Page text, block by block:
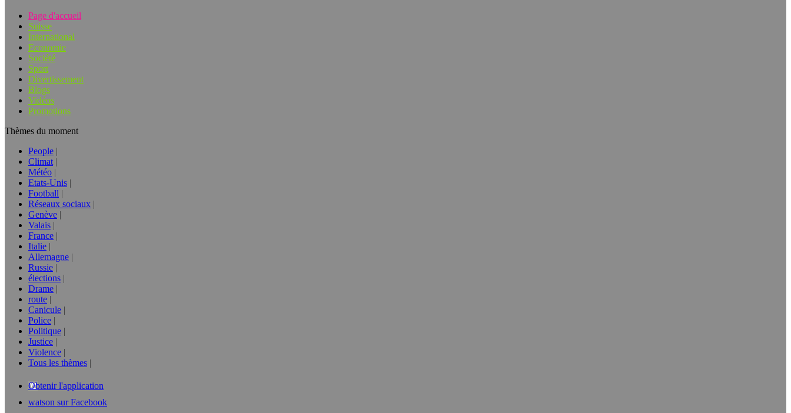
Page d'accueil
Suisse
International
Economie
Société
Sport
Divertissement
Blogs
Vidéos
Promotions
Thèmes du moment
People
Climat
Météo
Etats-Unis
Football
Réseaux sociaux
Genève
Valais
France
Italie
Allemagne
Russie
élections
Drame
route
Canicule
Police
Politique
Justice
Violence
Tous les thèmes
Obtenir l'application
watson sur Facebook